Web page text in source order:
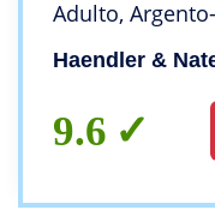
Adulto,
Haendler &
9.6